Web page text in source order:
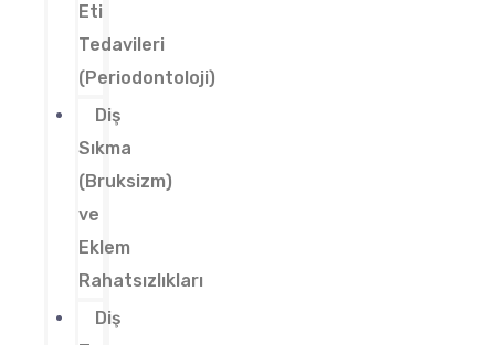
Eti
Tedavileri
(Periodontoloji)
Diş
Sıkma
(Bruksizm)
ve
Eklem
Rahatsızlıkları
Diş